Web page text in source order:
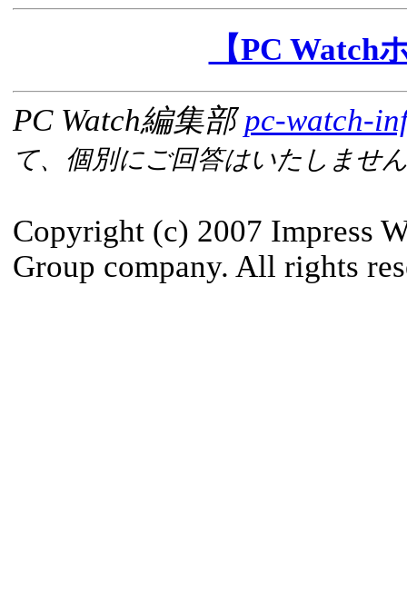
【PC Watch
PC Watch編集部pc-watch-
て、個別にご回答はいたしません
Copyright (c) 2007 Impress
Group company. All rights